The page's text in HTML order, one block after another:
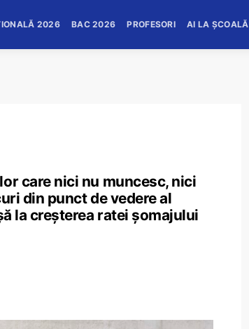
2026 BAC 2026 PROFESORI AI LA ȘCOALĂ
care nici nu muncesc, nici
din punct de vedere al
la creșterea ratei șomajului